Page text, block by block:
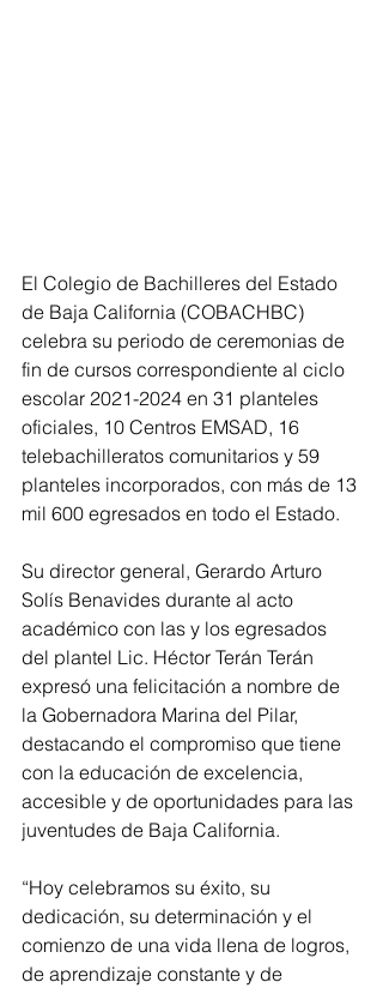
El Colegio de Bachilleres del Estado
de Baja California (COBACHBC)
celebra su periodo de ceremonias de
fin de cursos correspondiente al ciclo
escolar 2021-2024 en 31 planteles
oficiales, 10 Centros EMSAD, 16
telebachilleratos comunitarios y 59
planteles incorporados, con más de 13
mil 600 egresados en todo el Estado.
Su director general, Gerardo Arturo
Solís Benavides durante al acto
académico con las y los egresados
del plantel Lic. Héctor Terán Terán
expresó una felicitación a nombre de
la Gobernadora Marina del Pilar,
destacando el compromiso que tiene
con la educación de excelencia,
accesible y de oportunidades para las
juventudes de Baja California.
“Hoy celebramos su éxito, su
dedicación, su determinación y el
comienzo de una vida llena de logros,
de aprendizaje constante y de